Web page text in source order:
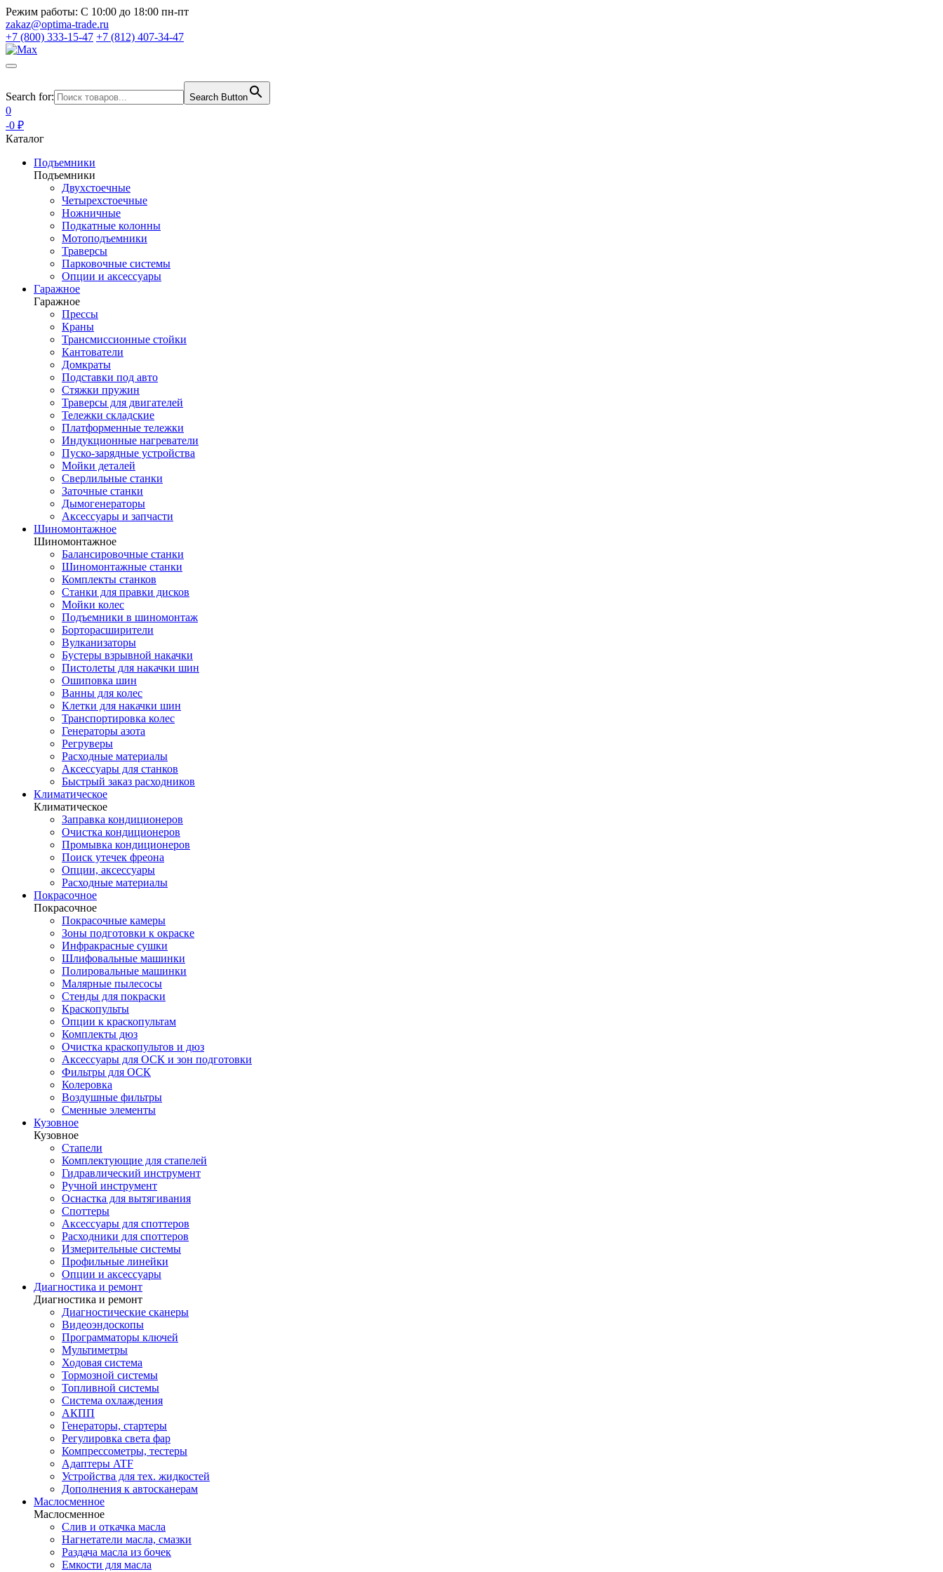
Режим работы: С 10:00 до 18:00 пн-пт
zakaz@optima-trade.ru
+7 (800) 333-15-47 +7 (812) 407-34-47
Search for: Search Button
0
-0 ₽
Каталог
Подъемники
Подъемники
Двухстоечные
Четырехстоечные
Ножничные
Подкатные колонны
Мотоподъемники
Траверсы
Парковочные системы
Опции и аксессуары
Гаражное
Гаражное
Прессы
Краны
Трансмиссионные стойки
Кантователи
Домкраты
Подставки под авто
Стяжки пружин
Траверсы для двигателей
Тележки складские
Платформенные тележки
Индукционные нагреватели
Пуско-зарядные устройства
Мойки деталей
Сверлильные станки
Заточные станки
Дымогенераторы
Аксессуары и запчасти
Шиномонтажное
Шиномонтажное
Балансировочные станки
Шиномонтажные станки
Комплекты станков
Станки для правки дисков
Мойки колес
Подъемники в шиномонтаж
Борторасширители
Вулканизаторы
Бустеры взрывной накачки
Пистолеты для накачки шин
Ошиповка шин
Ванны для колес
Клетки для накачки шин
Транспортировка колес
Генераторы азота
Регруверы
Расходные материалы
Аксессуары для станков
Быстрый заказ расходников
Климатическое
Климатическое
Заправка кондиционеров
Очистка кондиционеров
Промывка кондиционеров
Поиск утечек фреона
Опции, аксессуары
Расходные материалы
Покрасочное
Покрасочное
Покрасочные камеры
Зоны подготовки к окраске
Инфракрасные сушки
Шлифовальные машинки
Полировальные машинки
Малярные пылесосы
Стенды для покраски
Краскопульты
Опции к краскопультам
Комплекты дюз
Очистка краскопультов и дюз
Аксессуары для ОСК и зон подготовки
Фильтры для ОСК
Колеровка
Воздушные фильтры
Сменные элементы
Кузовное
Кузовное
Стапели
Комплектующие для стапелей
Гидравлический инструмент
Ручной инструмент
Оснастка для вытягивания
Споттеры
Аксессуары для споттеров
Расходники для споттеров
Измерительные системы
Профильные линейки
Опции и аксессуары
Диагностика и ремонт
Диагностика и ремонт
Диагностические сканеры
Видеоэндоскопы
Программаторы ключей
Мультиметры
Ходовая система
Тормозной системы
Топливной системы
Система охлаждения
АКПП
Генераторы, стартеры
Регулировка света фар
Компрессометры, тестеры
Адаптеры ATF
Устройства для тех. жидкостей
Дополнения к автосканерам
Маслосменное
Маслосменное
Слив и откачка масла
Нагнетатели масла, смазки
Раздача масла из бочек
Емкости для масла